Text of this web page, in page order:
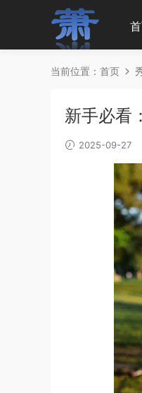
当前位置： 首页
新手必看
2025-09-27